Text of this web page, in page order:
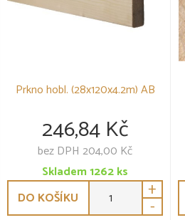
Prkno hobl. (28x120x4.2m) AB
246,84 Kč
bez DPH 204,00 Kč
Skladem1262ks
DO KOŠÍKU
+
-